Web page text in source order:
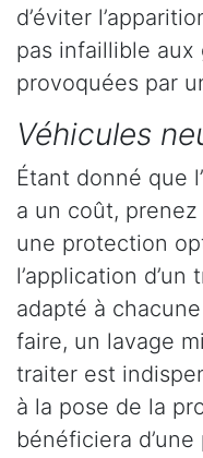
d’éviter
pas infaillible
provoquées par
Véhicules
Étant donné que
a un coût,
une protection
l’application
adapté à
faire, un lavage
traiter est
à la pose de la
bénéficiera